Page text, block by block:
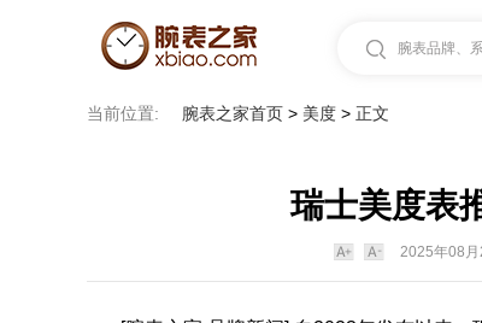
腕表品牌、
当前位置: 腕表之家首页 > 美度 > 正文
瑞士美度表
2025年08